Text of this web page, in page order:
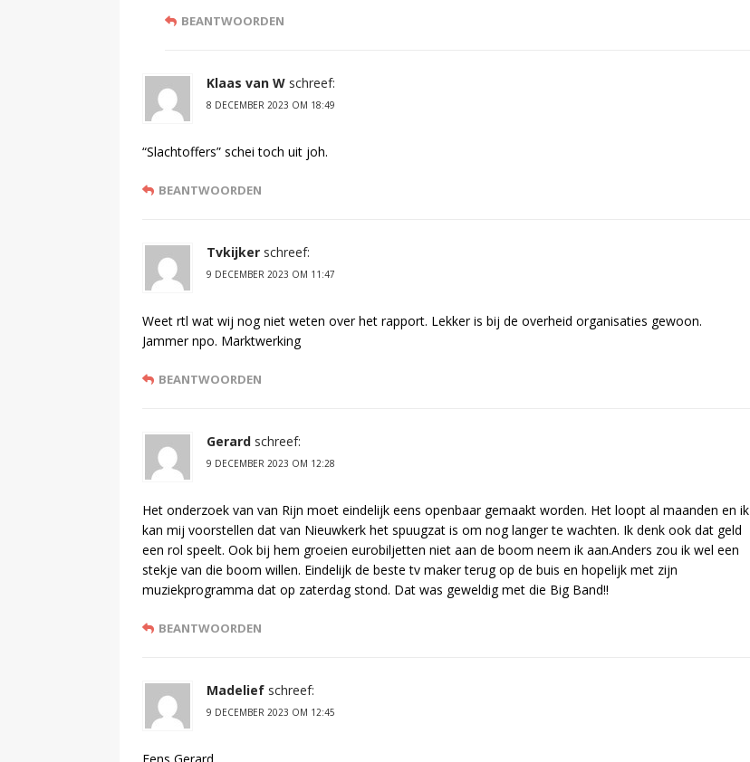
BEANTWOORDEN
Klaas van W schreef:
8 DECEMBER 2023 OM 18:49
“Slachtoffers” schei toch uit joh.
BEANTWOORDEN
Tvkijker schreef:
9 DECEMBER 2023 OM 11:47
Weet rtl wat wij nog niet weten over het rapport. Lekker is bij de overheid organisaties gewoon.
Jammer npo. Marktwerking
BEANTWOORDEN
Gerard schreef:
9 DECEMBER 2023 OM 12:28
Het onderzoek van van Rijn moet eindelijk eens openbaar gemaakt worden. Het loopt al maanden en ik
kan mij voorstellen dat van Nieuwkerk het spuugzat is om nog langer te wachten. Ik denk ook dat geld
een rol speelt. Ook bij hem groeien eurobiljetten niet aan de boom neem ik aan.Anders zou ik wel een
stekje van die boom willen. Eindelijk de beste tv maker terug op de buis en hopelijk met zijn
muziekprogramma dat op zaterdag stond. Dat was geweldig met die Big Band!!
BEANTWOORDEN
Madelief schreef:
9 DECEMBER 2023 OM 12:45
Eens Gerard.